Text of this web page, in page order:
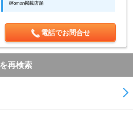
Woman掲載店舗
電話でお問合せ
再検索